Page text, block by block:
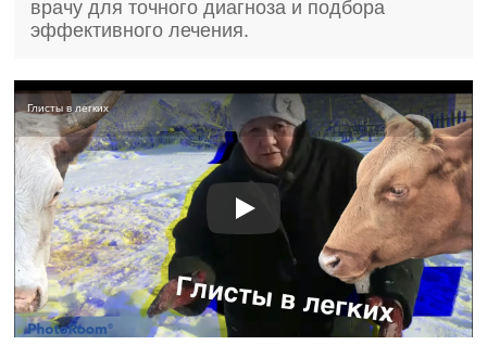
врачу для точного диагноза и подбора
эффективного лечения.
Глисты в легких